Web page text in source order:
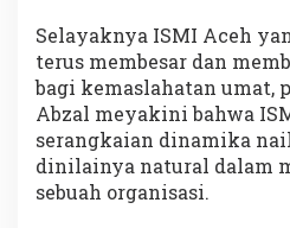
Selayaknya ISMI Aceh
terus membesar dan
bagi kemaslahatan umat,
Abzal meyakini bahwa
serangkaian dinamika
dinilainya natural dalam
sebuah organisasi.